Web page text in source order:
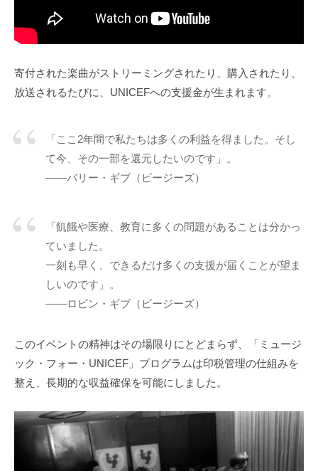
寄付された楽曲がストリーミングされたり、購入されたり、
放送されるたびに、UNICEFへの支援金が生まれます。
「ここ2年間で私たちは多くの利益を得ました。そし
て今、その一部を還元したいのです」。
——バリー・ギブ（ビージーズ）
「飢餓や医療、教育に多くの問題があることは分かっ
ていました。
一刻も早く、できるだけ多くの支援が届くことが望ま
しいのです」。
——ロビン・ギブ（ビージーズ）
このイベントの精神はその場限りにとどまらず、「ミュージ
ック・フォー・UNICEF」プログラムは印税管理の仕組みを
整え、長期的な収益確保を可能にしました。